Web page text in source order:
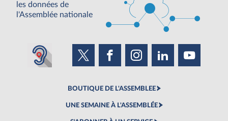
les données de
l'Assemblée nationale
BOUTIQUE DE L'ASSEMBLEE
UNE SEMAINE À L'ASSEMBLÉE